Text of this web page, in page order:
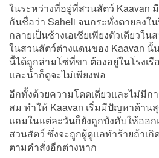
ในระหว่างที่อยู่ที่สวนสัตว์ Kaavan
กันชื่อว่า Saheli จนกระทั่งตายลงใ
กลายเป็นช้างเอเชียเพียงตัวเดียวใ
ในสวนสัตว์ต่างแดนของ Kaavan นั้
นี้ได้ถูกล่ามโซ่ที่ขา ต้องอยู่ในโรงเรื
และน้ำก็ดูจะไม่เพียงพอ
อีกทั้งด้วยความโดดเดี่ยวและไม่มีก
สม ทำให้ Kaavan เริ่มมีปัญหาด้าน
แถมในแต่ละวันก็ยังถูกบังคับให้ออ
สวนสัตว์ ซึ่งจะถูกผู้ดูแลทำร้ายถ้าเกิ
ตามคำสั่งอีกต่างหาก